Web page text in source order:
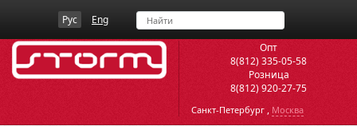
Рус Eng
Опт
8(812) 335-05-58
Розница
8(812) 920-27-75
Санкт-Петербург , Москва